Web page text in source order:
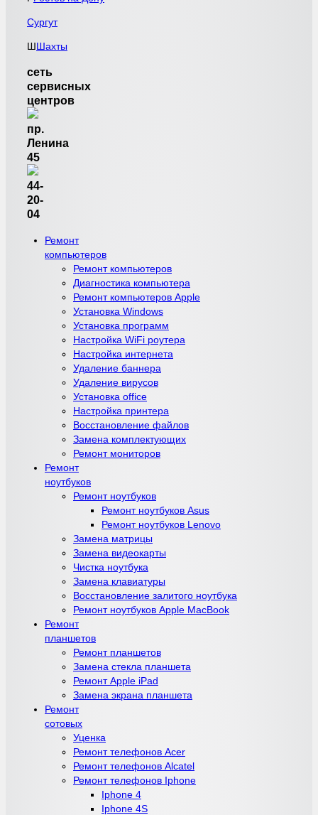
Сургут
ШШахты
сеть
сервисных
центров
пр.
Ленина
45
44-
20-
04
Ремонт
компьютеров
Ремонт компьютеров
Диагностика компьютера
Ремонт компьютеров Apple
Установка Windows
Установка программ
Настройка WiFi роутера
Настройка интернета
Удаление баннера
Удаление вирусов
Установка office
Настройка принтера
Восстановление файлов
Замена комплектующих
Ремонт мониторов
Ремонт
ноутбуков
Ремонт ноутбуков
Ремонт ноутбуков Asus
Ремонт ноутбуков Lenovo
Замена матрицы
Замена видеокарты
Чистка ноутбука
Замена клавиатуры
Восстановление залитого ноутбука
Ремонт ноутбуков Apple MacBook
Ремонт
планшетов
Ремонт планшетов
Замена стекла планшета
Ремонт Apple iPad
Замена экрана планшета
Ремонт
сотовых
Уценка
Ремонт телефонов Acer
Ремонт телефонов Alcatel
Ремонт телефонов Iphone
Iphone 4
Iphone 4S